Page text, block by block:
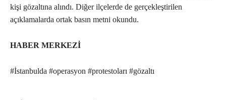
kişi gözaltına alındı. Diğer ilçelerde de gerçekleştirilen
açıklamalarda ortak basın metni okundu.
HABER MERKEZİ
#İstanbulda #operasyon #protestoları #gözaltı